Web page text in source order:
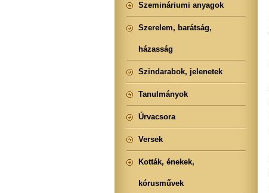
Szemináriumi anyagok
Szerelem, barátság,
házasság
Szindarabok, jelenetek
Tanulmányok
Úrvacsora
Versek
Kották, énekek,
kórusművek